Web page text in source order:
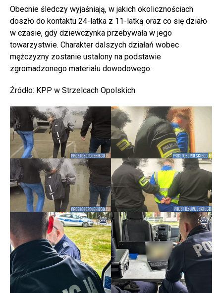
Obecnie śledczy wyjaśniają, w jakich okolicznościach
doszło do kontaktu 24-latka z 11-latką oraz co się działo
w czasie, gdy dziewczynka przebywała w jego
towarzystwie. Charakter dalszych działań wobec
mężczyzny zostanie ustalony na podstawie
zgromadzonego materiału dowodowego.
Źródło: KPP w Strzelcach Opolskich